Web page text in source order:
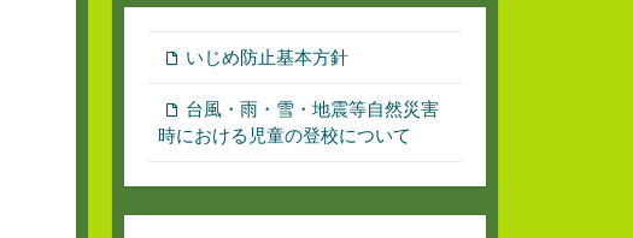
いじめ防止基本方針
台風・雨・雪・地震等自然災害
時における児童の登校について